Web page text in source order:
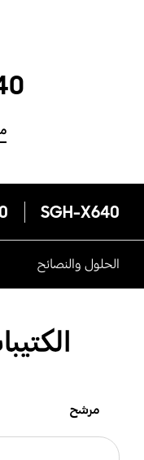
SGH-X640
الحلول والنصائح
مرشح